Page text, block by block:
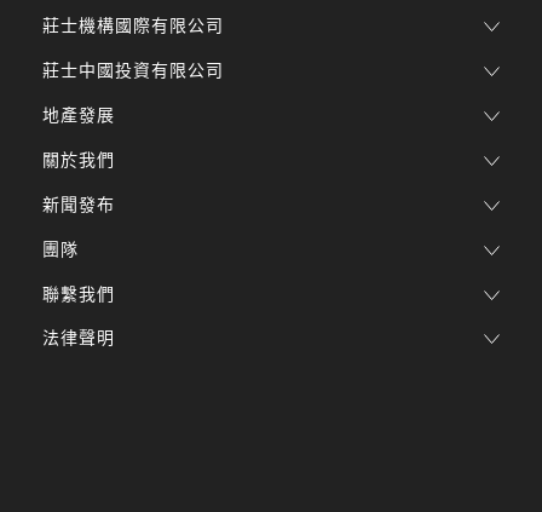
莊士機構國際有限公司
莊士中國投資有限公司
地產發展
關於我們
新聞發布
團隊
聯繫我們
法律聲明